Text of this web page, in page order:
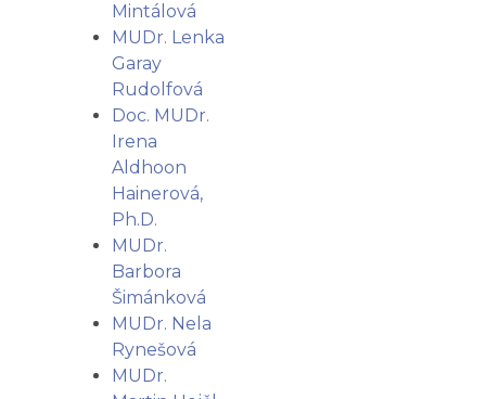
Mintálová
MUDr. Lenka
Garay
Rudolfová
Doc. MUDr.
Irena
Aldhoon
Hainerová,
Ph.D.
MUDr.
Barbora
Šimánková
MUDr. Nela
Rynešová
MUDr.